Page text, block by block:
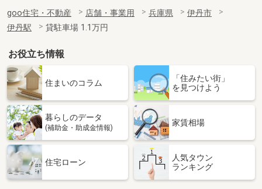
goo住宅・不動産 店舗・事業用 兵庫県
伊丹市
伊丹駅
貸駐車場 1.1万円
お役立ち情報
住まいのコラム
「住みたい街」
を見つけよう
暮らしのデータ
(補助金・助成金情報)
家賃相場
住宅ローン
人気タウン
ランキング